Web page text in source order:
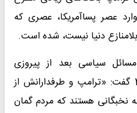
عصر پساآمریکا، عصری که
دنیا نیست، شده است.
سیاسی بعد از پیروزی
ترامپ در انتخابات سال 2016 گفت: «ترامپ و طرفدارانش از
هستند که مردم گمان